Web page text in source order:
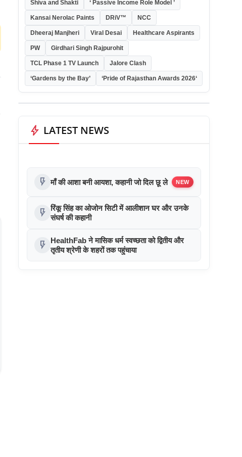
Shiva and Shakti ‘ Passive Income Role Model ’
Kansai Nerolac Paints DRiV™ NCC
Dheeraj Manjheri Viral Desai Healthcare Aspirants
PW Girdhari Singh Rajpurohit
TCL Phase 1 TV Launch Jalore Clash
‘Gardens by the Bay’ ‘Pride of Rajasthan Awards 2026‘
bolt LATEST NEWS
flash_on माँ की आशा बनी आयशा, कहानी जो दिल छू ले NEW
flash_on रिंकू सिंह का ओजोन सिटी में आलीशान घर और उनके
संघर्ष की कहानी
flash_on
HealthFab ने मासिक धर्म स्वच्छता को द्वितीय और
तृतीय श्रेणी के शहरों तक पहुंचाया